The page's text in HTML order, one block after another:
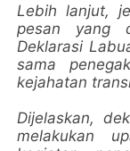
Lebih lanjut,
pesan yang
Deklarasi
sama
kejahatan
Dijelaskan,
melakukan